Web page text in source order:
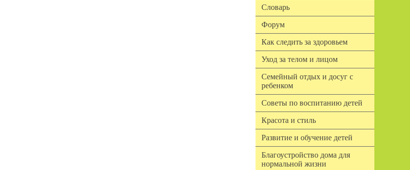
Словарь
Форум
Как следить за здоровьем
Уход за телом и лицом
Семейный отдых и досуг с
ребенком
Советы по воспитанию детей
Красота и стиль
Развитие и обучение детей
Благоустройство дома для
нормальной жизни